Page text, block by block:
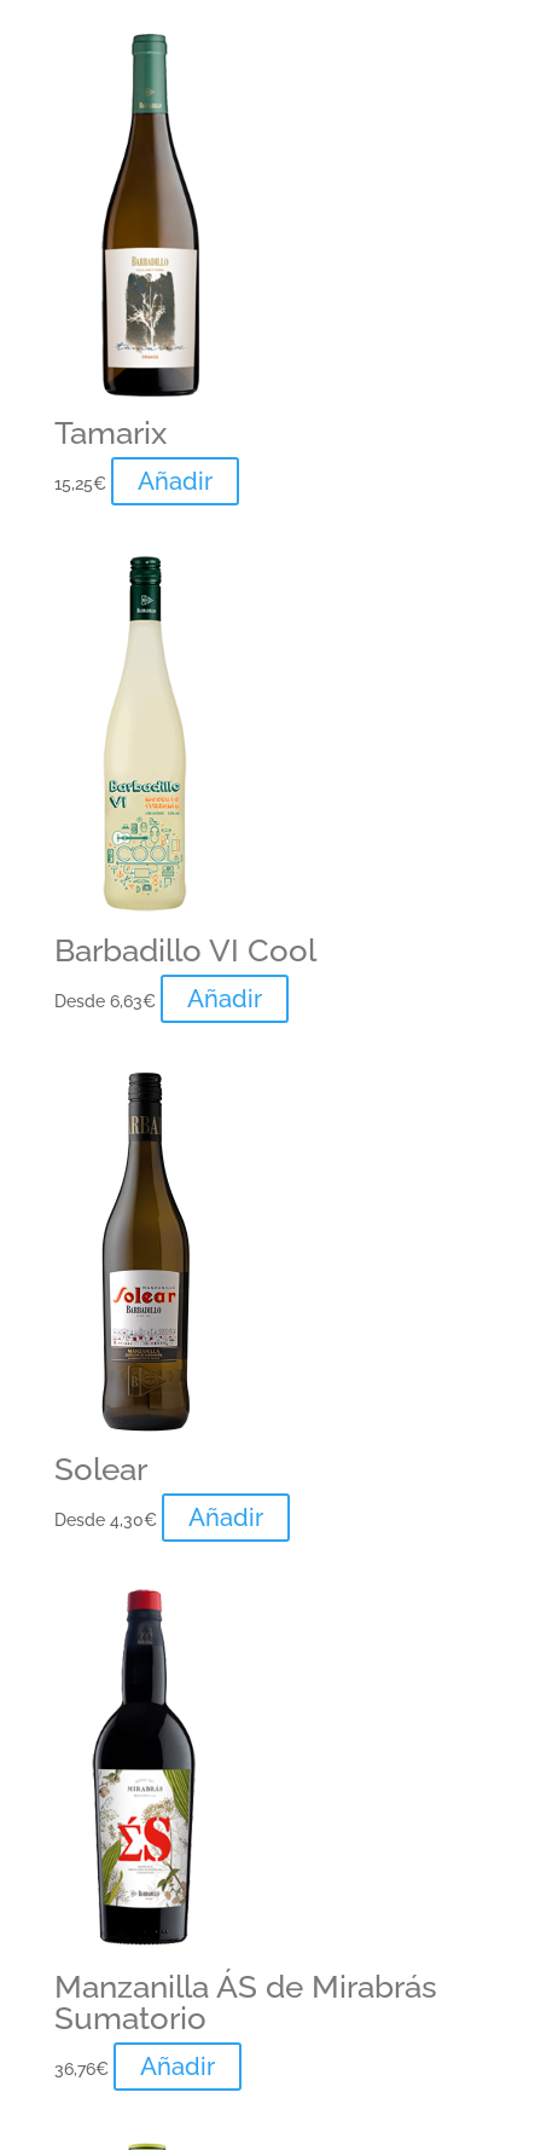
Tamarix
15,25€ Añadir
Barbadillo VI Cool
Desde 6,63€ Añadir
Solear
Desde 4,30€ Añadir
Manzanilla ÁS de Mirabrás
Sumatorio
36,76€ Añadir